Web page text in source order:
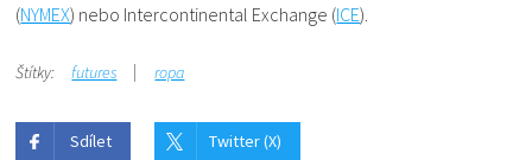
(NYMEX) nebo Intercontinental Exchange (ICE).
Štítky: futures ropa
Sdílet Twitter (X)